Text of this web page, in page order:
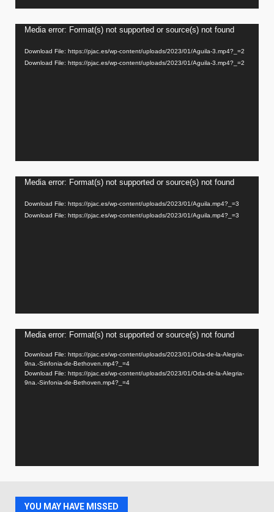
Video
Media error: Format(s) not supported or source(s) not found
Download File: https://pjac.es/wp-content/uploads/2023/01/Aguila-3.mp4?_=2
Download File: https://pjac.es/wp-content/uploads/2023/01/Aguila-3.mp4?_=2
Video
Media error: Format(s) not supported or source(s) not found
Download File: https://pjac.es/wp-content/uploads/2023/01/Aguila.mp4?_=3
Download File: https://pjac.es/wp-content/uploads/2023/01/Aguila.mp4?_=3
Video
Player
Media error: Format(s) not supported or source(s) not found
Download File: https://pjac.es/wp-content/uploads/2023/01/Oda-de-la-Alegria-
9na.-Sinfonia-de-Bethoven.mp4?_=4
Download File: https://pjac.es/wp-content/uploads/2023/01/Oda-de-la-Alegria-
9na.-Sinfonia-de-Bethoven.mp4?_=4
YOU MAY HAVE MISSED